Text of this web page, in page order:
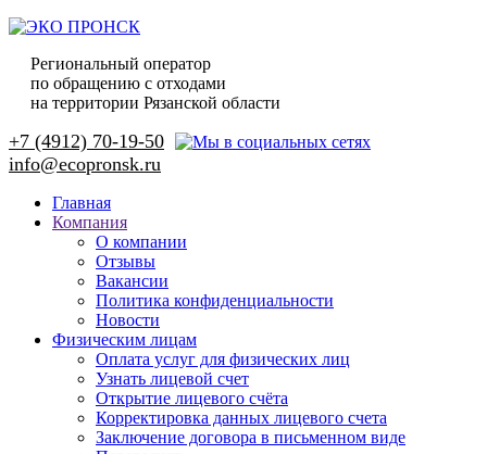
Региональный оператор
по обращению с отходами
на территории Рязанской области
+7 (4912) 70-19-50
Главная
Компания
О компании
Отзывы
Вакансии
Политика конфиденциальности
Новости
Физическим лицам
Оплата услуг для физических лиц
Узнать лицевой счет
Открытие лицевого счёта
Корректировка данных лицевого счета
Заключение договора в письменном виде